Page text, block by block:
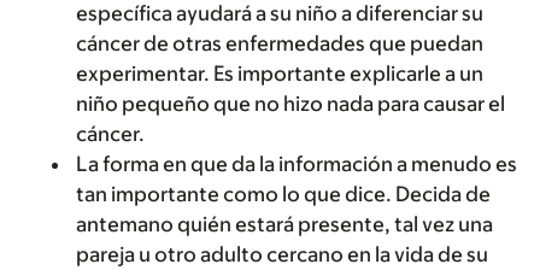
específica ayudará a su niño a diferenciar su
cáncer de otras enfermedades que puedan
experimentar. Es importante explicarle a un
niño pequeño que no hizo nada para causar el
cáncer.
La forma en que da la información a menudo es
tan importante como lo que dice. Decida de
antemano quién estará presente, tal vez una
pareja u otro adulto cercano en la vida de su